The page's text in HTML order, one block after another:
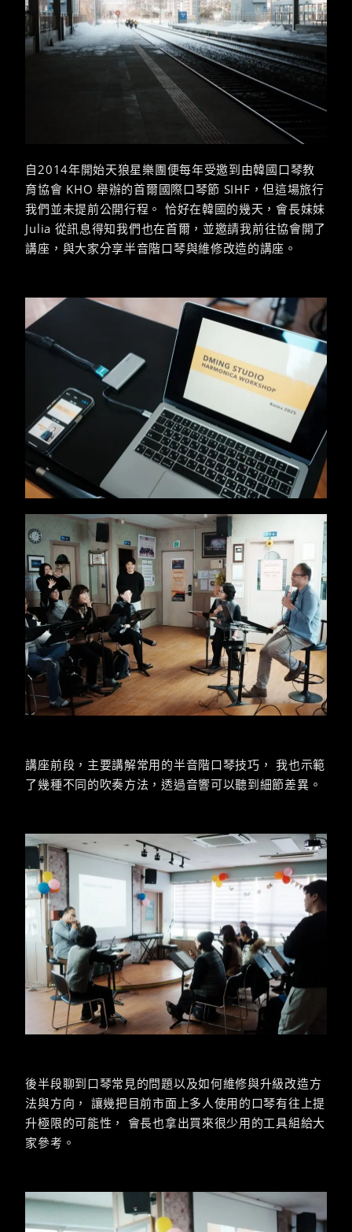
自2014年開始天狼星樂團便每年受邀到由韓國口琴教
育協會 KHO 舉辦的首爾國際口琴節 SIHF，但這場旅行
我們並未提前公開行程。 恰好在韓國的幾天，會長妹妹
Julia 從訊息得知我們也在首爾，並邀請我前往協會開了
講座，與大家分享半音階口琴與維修改造的講座。
講座前段，主要講解常用的半音階口琴技巧， 我也示範
了幾種不同的吹奏方法，透過音響可以聽到細節差異。
後半段聊到口琴常見的問題以及如何維修與升級改造方
法與方向， 讓幾把目前市面上多人使用的口琴有往上提
升極限的可能性， 會長也拿出買來很少用的工具組給大
家參考。